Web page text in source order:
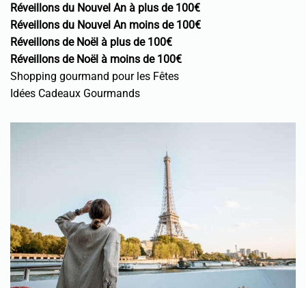
Réveillons du Nouvel An à plus de 100€
Réveillons du Nouvel An moins de 100€
Réveillons de Noël à plus de 100€
Réveillons de Noël à moins de 100€
Shopping gourmand pour les Fêtes
Idées Cadeaux Gourmands